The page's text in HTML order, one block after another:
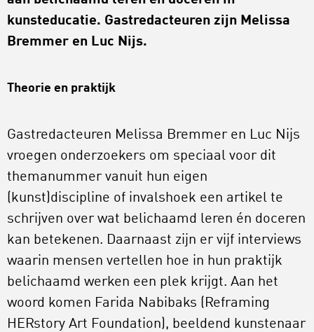
kunsteducatie. Gastredacteuren zijn Melissa
Bremmer en Luc Nijs.
Theorie en praktijk
Gastredacteuren Melissa Bremmer en Luc Nijs
vroegen onderzoekers om speciaal voor dit
themanummer vanuit hun eigen
(kunst)discipline of invalshoek een artikel te
schrijven over wat belichaamd leren én doceren
kan betekenen. Daarnaast zijn er vijf interviews
waarin mensen vertellen hoe in hun praktijk
belichaamd werken een plek krijgt. Aan het
woord komen Farida Nabibaks (Reframing
HERstory Art Foundation), beeldend kunstenaar